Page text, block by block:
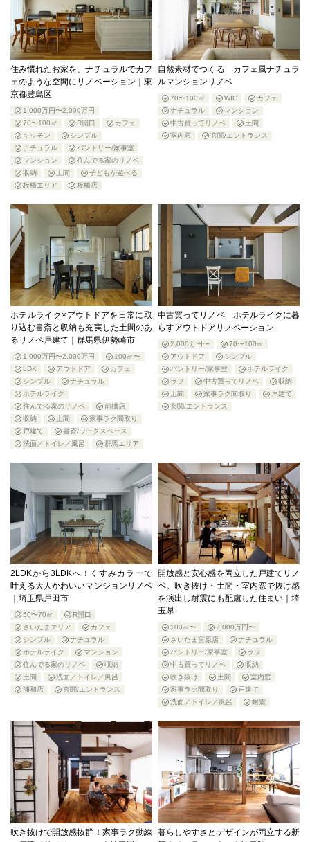
住み慣れたお家を、ナチュラルでカフ
ェのような空間にリノベーション｜東
京都豊島区
1,000万円〜2,000万円
70〜100㎡
R開口
カフェ
キッチン
シンプル
ナチュラル
パントリー/家事室
マンション
住んでる家のリノベ
収納
土間
子どもが遊べる
板橋エリア
板橋店
自然素材でつくる カフェ風ナチュラ
ルマンションリノベ
70〜100㎡ WIC
カフェ
ナチュラル
マンション
中古買ってリノベ
土間
室内窓
玄関/エントランス
ホテルライク×アウトドアを日常に取
り込む書斎と収納も充実した土間のあ
るリノベ戸建て｜群馬県伊勢崎市
1,000万円〜2,000万円
100㎡〜
LDK
アウトドア
カフェ
シンプル
ナチュラル
ホテルライク
住んでる家のリノベ
前橋店
収納
土間
家事ラク間取り
戸建て
書斎/ワークスペース
洗面／トイレ／風呂
群馬エリア
中古買ってリノベ ホテルライクに暮
らすアウトドアリノベーション
2,000万円〜
70〜100㎡
アウトドア
シンプル
パントリー/家事室
ホテルライク
ラフ
中古買ってリノベ
収納
土間
家事ラク間取り
戸建て
玄関/エントランス
2LDKから3LDKへ！くすみカラーで
叶える大人かわいいマンションリノベ
｜埼玉県戸田市
50〜70㎡
R開口
さいたまエリア
カフェ
シンプル
ナチュラル
ホテルライク
マンション
住んでる家のリノベ
収納
土間
洗面／トイレ／風呂
浦和店
玄関/エントランス
開放感と安心感を両立した戸建てリノ
ベ。吹き抜け・土間・室内窓で抜け感
を演出し耐震にも配慮した住まい｜埼
玉県
100㎡〜
2,000万円〜
さいたま宮原店
ナチュラル
パントリー/家事室
ラフ
中古買ってリノベ
収納
吹き抜け
土間
室内窓
家事ラク間取り
戸建て
洗面／トイレ／風呂
耐震
吹き抜けで開放感抜群！家事ラク動線
暮らしやすさとデザインが両立する新